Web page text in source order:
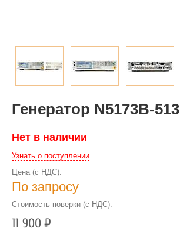
Генератор N5173B-513
Нет в наличии
Узнать о поступлении
Цена (с НДС):
По запросу
Стоимость поверки (с НДС):
11 900Р